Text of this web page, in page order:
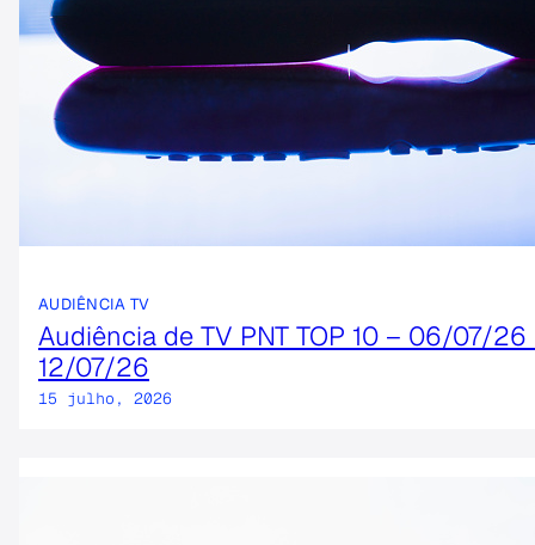
AUDIÊNCIA TV
Audiência de TV PNT TOP 10 – 06/07/26
12/07/26
15 julho, 2026